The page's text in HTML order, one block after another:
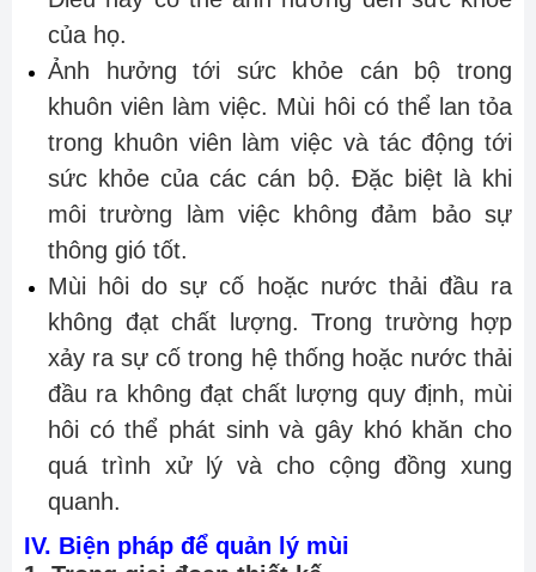
của họ.
Ảnh hưởng tới sức khỏe cán bộ trong
khuôn viên làm việc. Mùi hôi có thể lan tỏa
trong khuôn viên làm việc và tác động tới
sức khỏe của các cán bộ. Đặc biệt là khi
môi trường làm việc không đảm bảo sự
thông gió tốt.
Mùi hôi do sự cố hoặc nước thải đầu ra
không đạt chất lượng. Trong trường hợp
xảy ra sự cố trong hệ thống hoặc nước thải
đầu ra không đạt chất lượng quy định, mùi
hôi có thể phát sinh và gây khó khăn cho
quá trình xử lý và cho cộng đồng xung
quanh.
IV. Biện pháp để quản lý mùi